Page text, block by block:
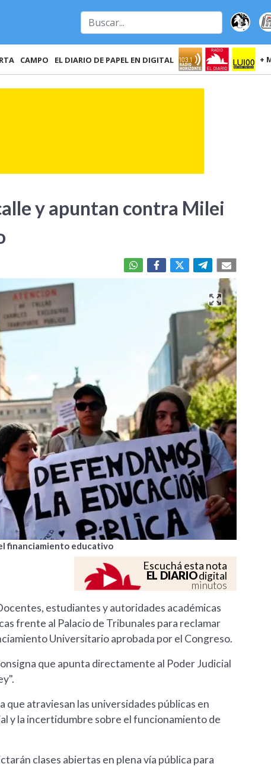
CAMPO EL DIARIO DE PAPEL EN DIGITAL +
y apuntan contra Milei
financiamiento educativo
Escuchá esta nota
EL DIARIOdigital
minutos
estudiantes y autoridades académicas
frente al Palacio de Tribunales para reclamar
Universitario aprobada por el Congreso.
que apunta directamente al Poder Judicial
que atraviesan las universidades públicas en
y la incertidumbre sobre el funcionamiento de
clases abiertas en plena vía pública para